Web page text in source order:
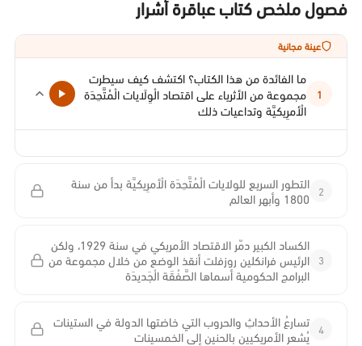
فصول ملخص كتاب عباقرة أشرار
عينة مجانية
1
ما الفائدة من هذا الكتاب؟ اكتشف كيف سيطرت
مجموعة من الأثرياء على اقتصاد الْوِلَايات الْمُتَّحِدَة
الْأمرِيكيَّة وتداعيات ذلك
2 التطور السريع للولايات الْمُتَّحِدَة الْأمرِيكيَّة بدأ من سنة
1800 وأبهر العالم
3
الكساد الكبير دمّر الاقتصاد الأمريكي في سنة 1929، ولكن
الرئيس فرانكلين روزفلت أنقذ الوضع من خلال مجموعة من
البرامج الحكومية أسماها الصَّفْقَة الْجَديدَة
4 تسارعُ الأحداثِ والحروب التي خاضتها الدولة في الستينات
يُشعر الأمريكيين بالحنين إلى الخمسينات